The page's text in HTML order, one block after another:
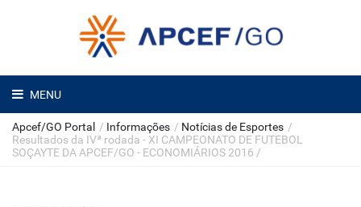
MENU
Apcef/GO Portal / Informações / Notícias de Esportes /
Resultados da IVª rodada - XI CAMPEONATO DE FUTEBOL
SOÇAYTE DA APCEF/GO - ECONOMIÁRIOS 2016 /